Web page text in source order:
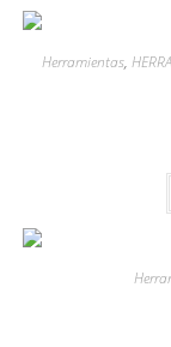
Herramientas,